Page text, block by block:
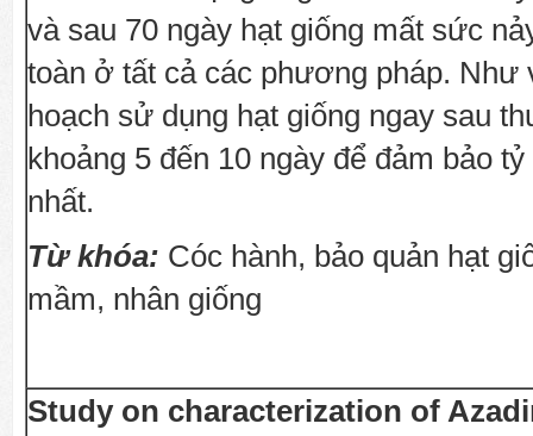
và sau 70 ngày hạt giống mất sức
toàn ở tất cả các phương pháp. Như
hoạch sử dụng hạt giống ngay sau
khoảng 5 đến 10 ngày để đảm bảo
nhất.
Từ khóa: Cóc hành, bảo quản hạt
mầm, nhân giống
Study on characterization of